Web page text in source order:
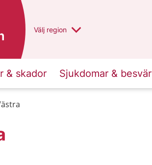
Du har valt region
Välj en annan
region
& skador Sjukdomar & besvär